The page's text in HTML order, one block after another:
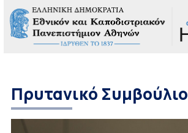
Πρυτανικό Συμβούλιο